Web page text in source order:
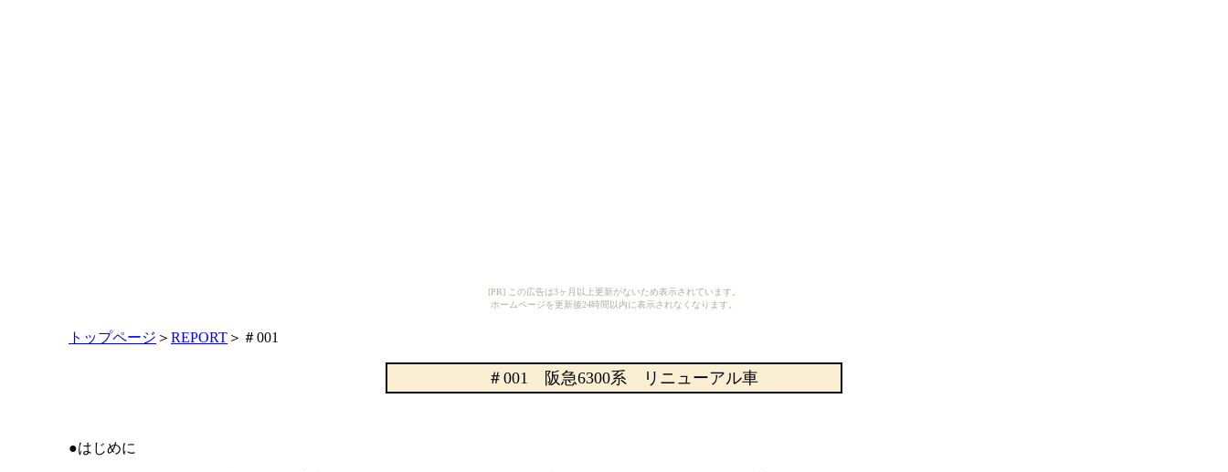
[PR] この広告は3ヶ月以上更新がないため表示されています。
ホームページを更新後24時間以内に表示されなくなります。
トップページ ＞ REPORT ＞＃001
＃001 阪急6300系 リニューアル車
●はじめに